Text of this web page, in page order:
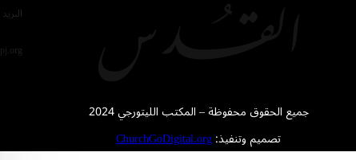
جميع الحقوق محفوظة – المكتب الليتورجي 2024
تصميم وتنفيذ:ChurchGoDigital.org